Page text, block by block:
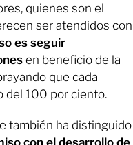
quienes son el
ser atendidos con
es seguir
en beneficio de la
que cada
del 100 por ciento.
también ha distinguido
con el desarrollo de